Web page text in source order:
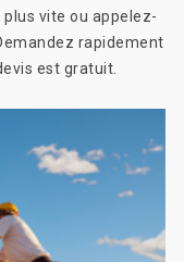
vite ou appelez-
rapidement
est gratuit.